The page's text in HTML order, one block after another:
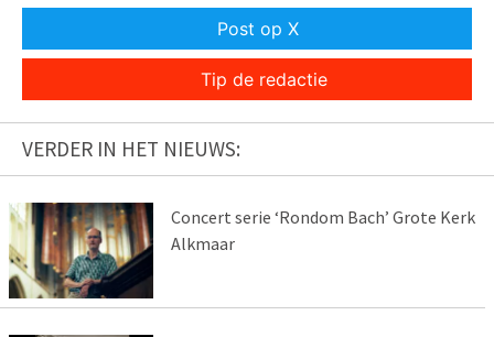
Post op X
Tip de redactie
VERDER IN HET NIEUWS:
Concert serie ‘Rondom Bach’ Grote Kerk
Alkmaar